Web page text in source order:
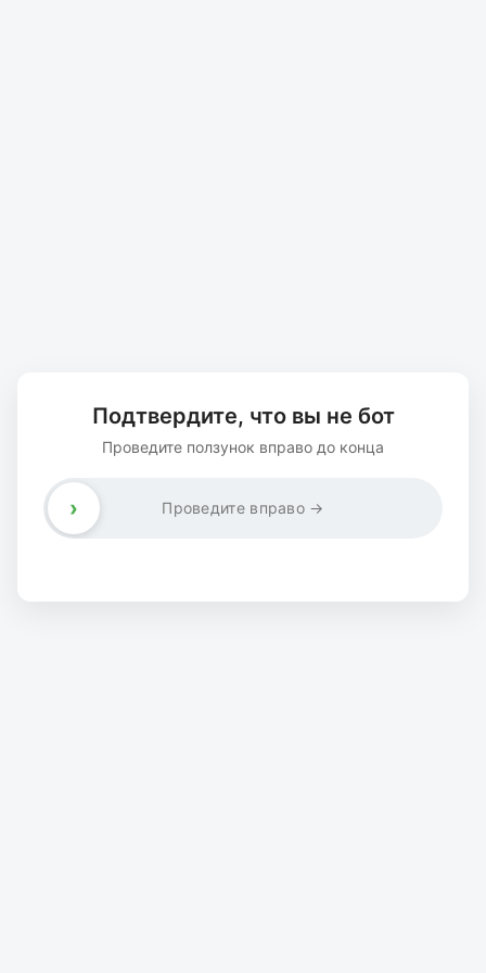
Подтвердите, что вы не бот
Проведите ползунок вправо до конца
Проведите вправо →
›